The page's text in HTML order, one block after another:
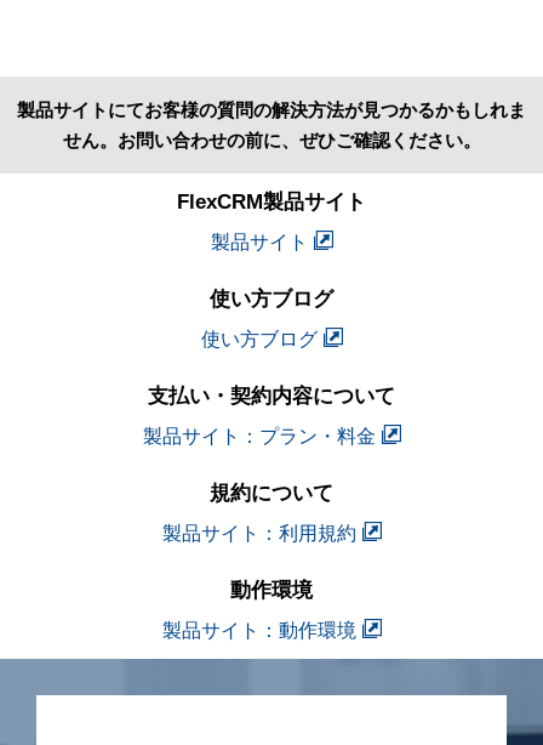
製品サイトにてお客様の質問の解決方法が見つかるかもしれま
せん。お問い合わせの前に、ぜひご確認ください。
FlexCRM製品サイト
製品サイト
使い方ブログ
使い方ブログ
支払い・契約内容について
製品サイト：プラン・料金
規約について
製品サイト：利用規約
動作環境
製品サイト：動作環境